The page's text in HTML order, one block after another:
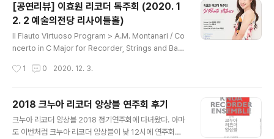
(Arcana), 지금의 DHM 등에서 쏟아낸 음반들과 연주회
들이 그것을 뒷받침해 준다. 그녀의 음반이 국내에 소개된
것도 20년이 조금 넘었으니 첫 내한 치고는 꽤나 늦은 감
이 있다. 그래서일까. 리코더 애호가들의 이번 연주회에 대
쿵쾅거리는 심장을 진정시키고 있었으니... 누군가를 직접
[공연리뷰] 이효원 리코더 독주회 (2020. 1
2. 2 예술의전당 리사이틀홀)
Il Flauto Virtuoso Program > A.M. Montanari / Co
ncerto in C Major for Recorder, Strings and Bas
Recorder and Basso Continuo, Op. 1 No. 10 D.N.
s and Basso Continuo N. Fiorenza / Concerto in
a minor for Recorder, Strings and Basso Continu
o G. Sammartini / Sonata in G Major for Recorde
r and Basso Contin..
1 0 2020. 12. 3.
2018 크누아 리코더 앙상블 연주회 후기
크누아 리코더 앙상블 2018 정기연주회에 다녀왔다. 아마
도 이번처럼 크누아 리코더 앙상블이 낮 12시에 연주회를